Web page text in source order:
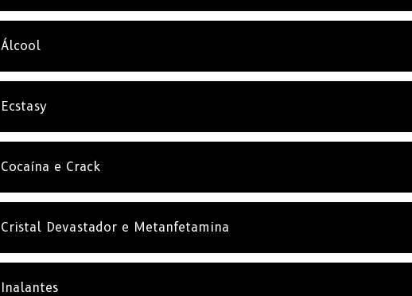
Álcool
Ecstasy
Cocaína e Crack
Cristal Devastador e Metanfetamina
Inalantes